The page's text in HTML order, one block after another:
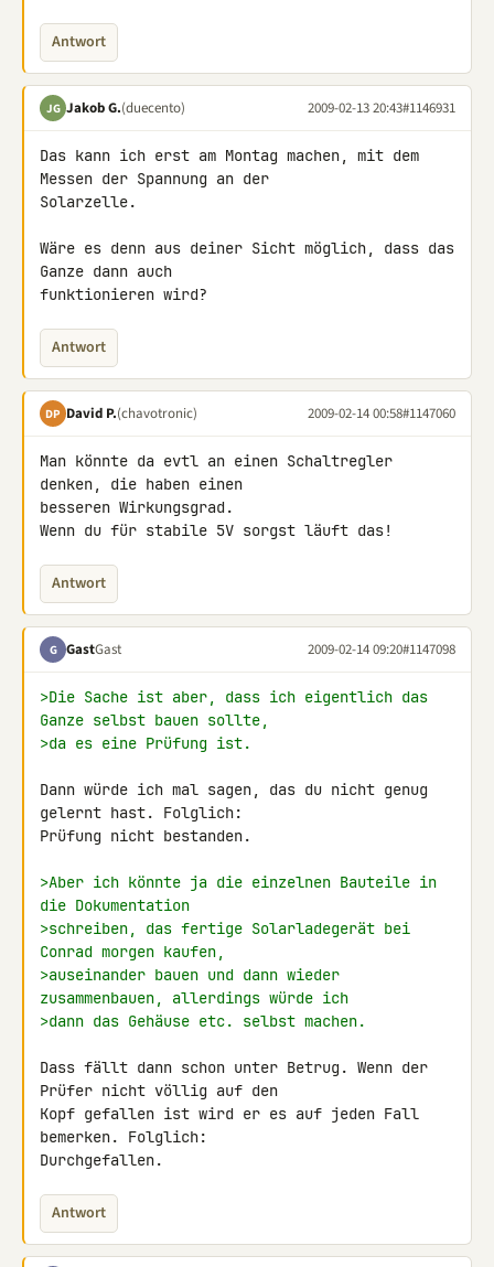
Antwort
JG Jakob G.(duecento) 2009-02-13 20:43#1146931
Das kann ich erst am Montag machen, mit dem
Messen der Spannung an der
Solarzelle.
Wäre es denn aus deiner Sicht möglich, dass das
Ganze dann auch
funktionieren wird?
Antwort
DP David P.(chavotronic) 2009-02-14 00:58#1147060
Man könnte da evtl an einen Schaltregler
denken, die haben einen
besseren Wirkungsgrad.
Wenn du für stabile 5V sorgst läuft das!
Antwort
G GastGast 2009-02-14 09:20#1147098
>Die Sache ist aber, dass ich eigentlich das
Ganze selbst bauen sollte,
>da es eine Prüfung ist.
Dann würde ich mal sagen, das du nicht genug
gelernt hast. Folglich:
Prüfung nicht bestanden.
>Aber ich könnte ja die einzelnen Bauteile in
die Dokumentation
>schreiben, das fertige Solarladegerät bei
Conrad morgen kaufen,
>auseinander bauen und dann wieder
zusammenbauen, allerdings würde ich
>dann das Gehäuse etc. selbst machen.
Dass fällt dann schon unter Betrug. Wenn der
Prüfer nicht völlig auf den
Kopf gefallen ist wird er es auf jeden Fall
bemerken. Folglich:
Durchgefallen.
Antwort